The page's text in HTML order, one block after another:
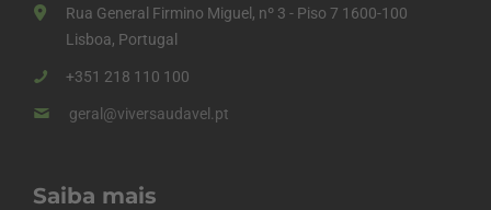
Rua General Firmino Miguel, nº 3 - Piso 7 1600-100
Lisboa, Portugal
+351 218 110 100
geral@viversaudavel.pt
Saiba mais